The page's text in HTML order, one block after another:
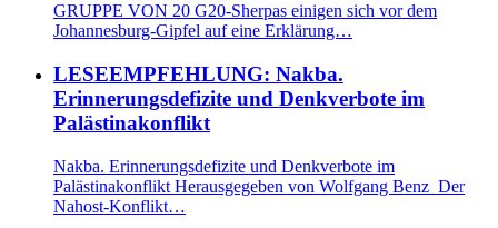
GRUPPE VON 20 G20-Sherpas einigen sich vor dem
Johannesburg-Gipfel auf eine Erklärung…
LESEEMPFEHLUNG: Nakba.
Erinnerungsdefizite und Denkverbote im
Palästinakonflikt
Nakba. Erinnerungsdefizite und Denkverbote im
Palästinakonflikt Herausgegeben von Wolfgang Benz Der
Nahost-Konflikt…